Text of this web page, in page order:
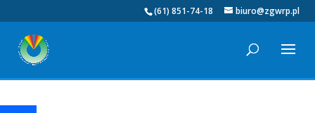
(61) 851-74-18 biuro@zgwrp.pl